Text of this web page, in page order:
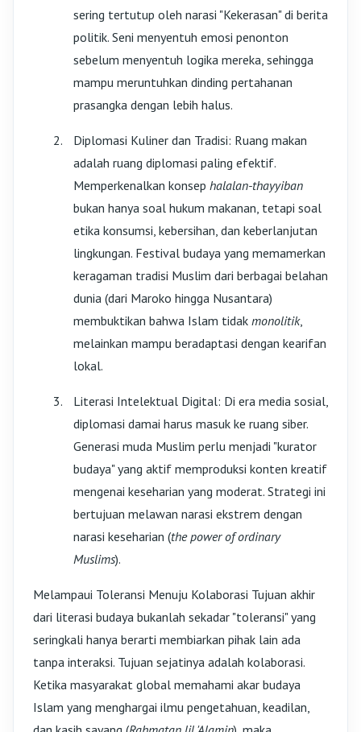
sering tertutup oleh narasi "Kekerasan" di berita
politik. Seni menyentuh emosi penonton
sebelum menyentuh logika mereka, sehingga
mampu meruntuhkan dinding pertahanan
prasangka dengan lebih halus.
Diplomasi Kuliner dan Tradisi: Ruang makan
adalah ruang diplomasi paling efektif.
Memperkenalkan konsep halalan-thayyiban
bukan hanya soal hukum makanan, tetapi soal
etika konsumsi, kebersihan, dan keberlanjutan
lingkungan. Festival budaya yang memamerkan
keragaman tradisi Muslim dari berbagai belahan
dunia (dari Maroko hingga Nusantara)
membuktikan bahwa Islam tidak monolitik,
melainkan mampu beradaptasi dengan kearifan
lokal.
Literasi Intelektual Digital: Di era media sosial,
diplomasi damai harus masuk ke ruang siber.
Generasi muda Muslim perlu menjadi "kurator
budaya" yang aktif memproduksi konten kreatif
mengenai keseharian yang moderat. Strategi ini
bertujuan melawan narasi ekstrem dengan
narasi keseharian (the power of ordinary
Muslims).
Melampaui Toleransi Menuju Kolaborasi Tujuan akhir
dari literasi budaya bukanlah sekadar "toleransi" yang
seringkali hanya berarti membiarkan pihak lain ada
tanpa interaksi. Tujuan sejatinya adalah kolaborasi.
Ketika masyarakat global memahami akar budaya
Islam yang menghargai ilmu pengetahuan, keadilan,